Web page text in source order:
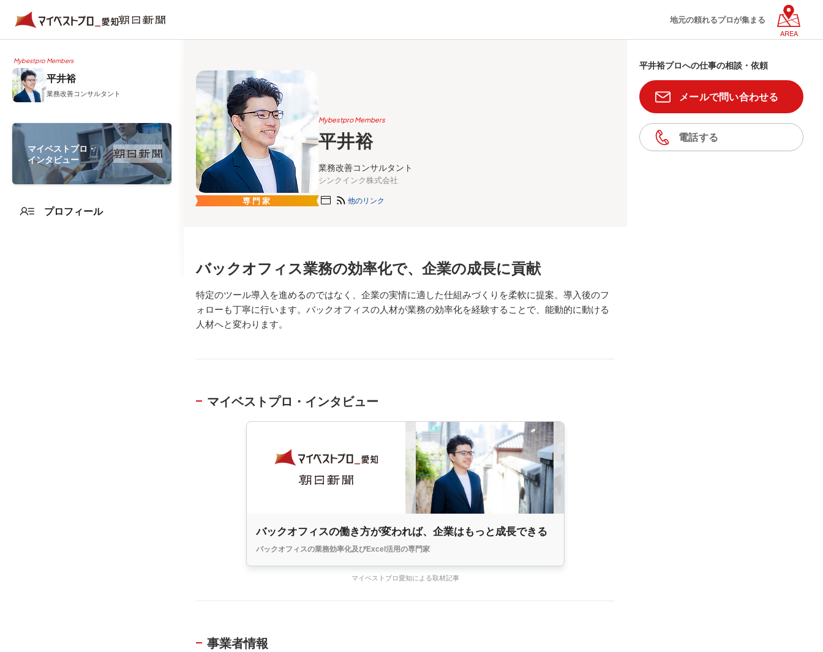
地元の頼れるプロが集まる
AREA
Mybestpro Members
平井裕
業務改善コンサルタント
マイベストプロ・
インタビュー
プロフィール
専門家
Mybestpro Members
平井裕
業務改善コンサルタント
シンクインク株式会社
他のリンク
バックオフィス業務の効率化で、企業の成長に貢献
特定のツール導入を進めるのではなく、企業の実情に適した仕組みづくりを柔軟に提案。導入後のフ
ォローも丁寧に行います。バックオフィスの人材が業務の効率化を経験することで、能動的に動ける
人材へと変わります。
マイベストプロ・インタビュー
バックオフィスの働き方が変われば、企業はもっと成長できる
バックオフィスの業務効率化及びExcel活用の専門家
マイベストプロ愛知による取材記事
事業者情報
平井裕プロへの仕事の相談・依頼
メールで問い合わせる
電話する